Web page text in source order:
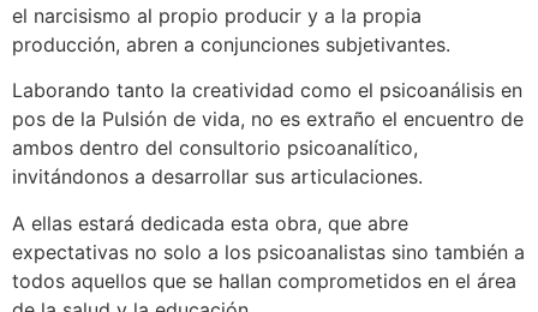
el narcisismo al propio producir y a la propia
producción, abren a conjunciones subjetivantes.
Laborando tanto la creatividad como el psicoanálisis en
pos de la Pulsión de vida, no es extraño el encuentro de
ambos dentro del consultorio psicoanalítico,
invitándonos a desarrollar sus articulaciones.
A ellas estará dedicada esta obra, que abre
expectativas no solo a los psicoanalistas sino también a
todos aquellos que se hallan comprometidos en el área